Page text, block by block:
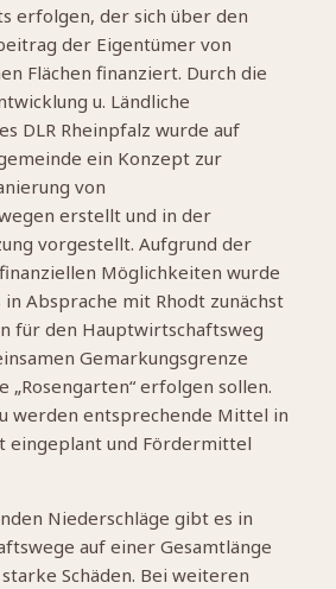
erfolgen, der sich über den
der Eigentümer von
Flächen finanziert. Durch die
u. Ländliche
DLR Rheinpfalz wurde auf
ein Konzept zur
von
erstellt und in der
vorgestellt. Aufgrund der
Möglichkeiten wurde
in Absprache mit Rhodt zunächst
für den Hauptwirtschaftsweg
Gemarkungsgrenze
„Rosengarten“ erfolgen sollen.
werden entsprechende Mittel in
eingeplant und Fördermittel
Niederschläge gibt es in
auf einer Gesamtlänge
Schäden. Bei weiteren